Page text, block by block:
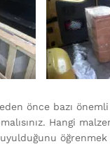
önce bazı
Hangi